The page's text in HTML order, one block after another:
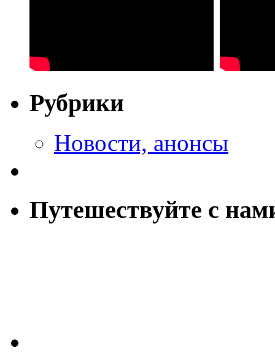
Рубрики
Новости, анонсы
Путешествуйте с